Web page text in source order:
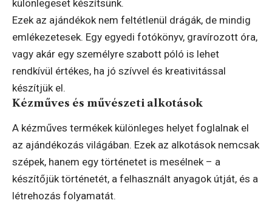
különlegeset készítsünk.
Ezek az ajándékok nem feltétlenül drágák, de mindig
emlékezetesek. Egy egyedi fotókönyv, gravírozott óra,
vagy akár egy személyre szabott póló is lehet
rendkívül értékes, ha jó szívvel és kreativitással
készítjük el.
Kézműves és művészeti alkotások
A kézműves termékek különleges helyet foglalnak el
az ajándékozás világában. Ezek az alkotások nemcsak
szépek, hanem egy történetet is mesélnek – a
készítőjük történetét, a felhasznált anyagok útját, és a
létrehozás folyamatát.